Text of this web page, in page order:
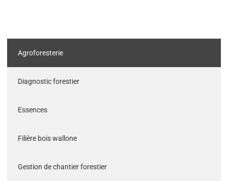
Agroforesterie
Diagnostic forestier
Essences
Filière bois wallone
Gestion de chantier forestier